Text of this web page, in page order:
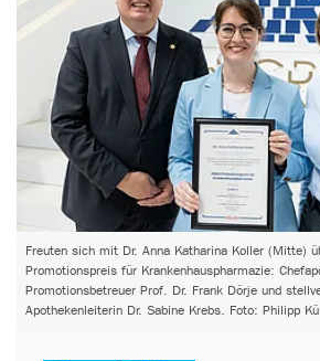
Freuten sich mit Dr. Anna Katharina Koller (Mitte)
Promotionspreis für Krankenhauspharmazie:
Promotionsbetreuer Prof. Dr. Frank Dörje und
Apothekenleiterin Dr. Sabine Krebs. Foto: Philipp